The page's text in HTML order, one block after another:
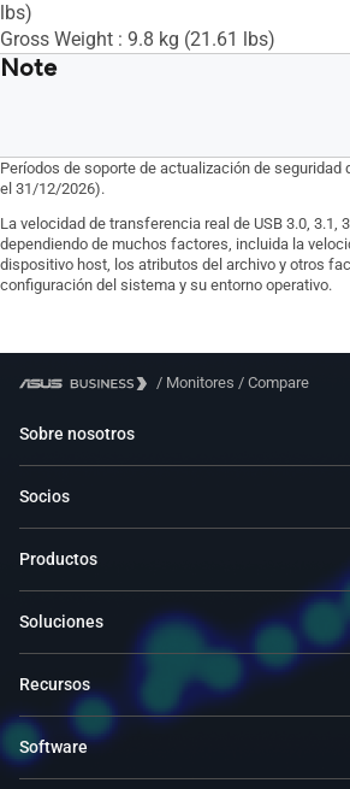
lbs)
Gross Weight : 9.8 kg (21.61 lbs)
Note
Períodos de soporte de actualización de seguridad
el 31/12/2026).
La velocidad de transferencia real de USB 3.0, 3.1,
dependiendo de muchos factores, incluida la
dispositivo host, los atributos del archivo y otros
configuración del sistema y su entorno operativo.
/ Monitores / Compare
Sobre nosotros
Socios
Productos
Soluciones
Recursos
Software